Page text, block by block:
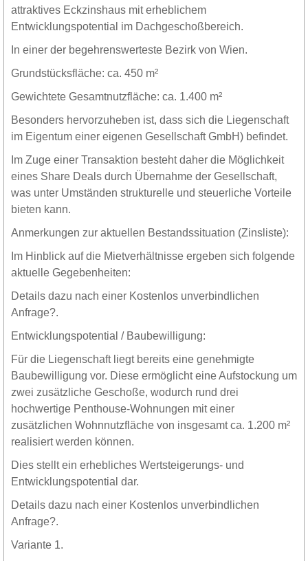
attraktives Eckzinshaus mit erheblichem
Entwicklungspotential im Dachgeschoßbereich.
In einer der begehrenswerteste Bezirk von Wien.
Grundstücksfläche: ca. 450 m²
Gewichtete Gesamtnutzfläche: ca. 1.400 m²
Besonders hervorzuheben ist, dass sich die Liegenschaft
im Eigentum einer eigenen Gesellschaft GmbH) befindet.
Im Zuge einer Transaktion besteht daher die Möglichkeit
eines Share Deals durch Übernahme der Gesellschaft,
was unter Umständen strukturelle und steuerliche Vorteile
bieten kann.
Anmerkungen zur aktuellen Bestandssituation (Zinsliste):
Im Hinblick auf die Mietverhältnisse ergeben sich folgende
aktuelle Gegebenheiten:
Details dazu nach einer Kostenlos unverbindlichen
Anfrage?.
Entwicklungspotential / Baubewilligung:
Für die Liegenschaft liegt bereits eine genehmigte
Baubewilligung vor. Diese ermöglicht eine Aufstockung um
zwei zusätzliche Geschoße, wodurch rund drei
hochwertige Penthouse-Wohnungen mit einer
zusätzlichen Wohnnutzfläche von insgesamt ca. 1.200 m²
realisiert werden können.
Dies stellt ein erhebliches Wertsteigerungs- und
Entwicklungspotential dar.
Details dazu nach einer Kostenlos unverbindlichen
Anfrage?.
Variante 1.